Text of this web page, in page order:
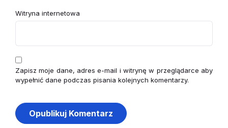
Witryna internetowa
Zapisz moje dane, adres e-mail i witrynę w przeglądarce aby
wypełnić dane podczas pisania kolejnych komentarzy.